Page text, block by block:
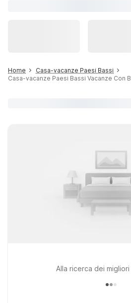
Home
Casa-vacanze Paesi Bassi
Casa-vacanze Paesi Bassi Vacanze Con
Alla ricerca dei